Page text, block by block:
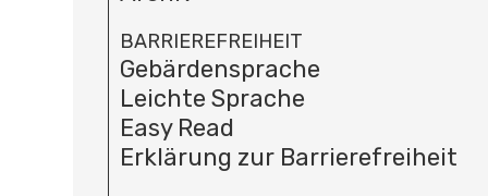
BARRIEREFREIHEIT
Gebärdensprache
Leichte Sprache
Easy Read
Erklärung zur Barrierefreiheit